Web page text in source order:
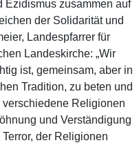
Ezidismus zusammen auf
der Solidarität und
Landespfarrer für
Landeskirche: „Wir
ist, gemeinsam, aber in
Tradition, zu beten und
Religionen
und Verständigung
der Religionen